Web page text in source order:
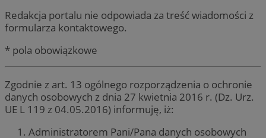
Redakcja portalu nie odpowiada za treść wiadomości z
formularza kontaktowego.
* pola obowiązkowe
Zgodnie z art. 13 ogólnego rozporządzenia o ochronie
danych osobowych z dnia 27 kwietnia 2016 r. (Dz. Urz.
UE L 119 z 04.05.2016) informuję, iż:
Administratorem Pani/Pana danych osobowych